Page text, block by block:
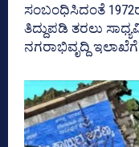
ಸಂಬಂಧಿಸಿದಂತೆ
ತಿದ್ದುಪಡಿ ತರಲು